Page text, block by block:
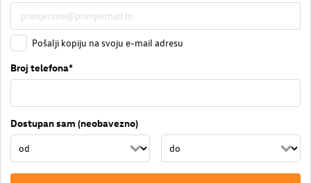
Pošalji kopiju na svoju e-mail adresu
Broj telefona*
Dostupan sam (neobavezno)